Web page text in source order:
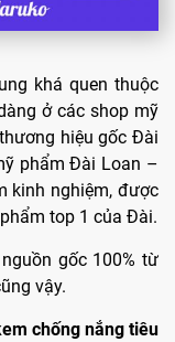
khá quen thuộc
ở các shop mỹ
hiệu gốc Đài
phẩm Đài Loan –
kinh nghiệm, được
top 1 của Đài.
gốc 100% từ
vậy.
chống nắng tiêu